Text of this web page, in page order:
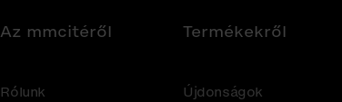
Az mmcitéről
Rólunk
Termékekről
Újdonságok